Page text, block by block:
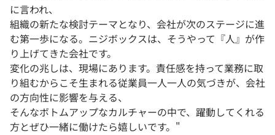
に言われ、
組織の新たな検討テーマとなり、会社が次のステージに進
む第一歩になる。ニジボックスは、そうやって『人』が作
り上げてきた会社です。
変化の兆しは、現場にあります。責任感を持って業務に取
り組むからこそ生まれる従業員一人一人の気づきが、会社
の方向性に影響を与える、
そんなボトムアップなカルチャーの中で、躍動してくれる
方とぜひ一緒に働けたら嬉しいです。"